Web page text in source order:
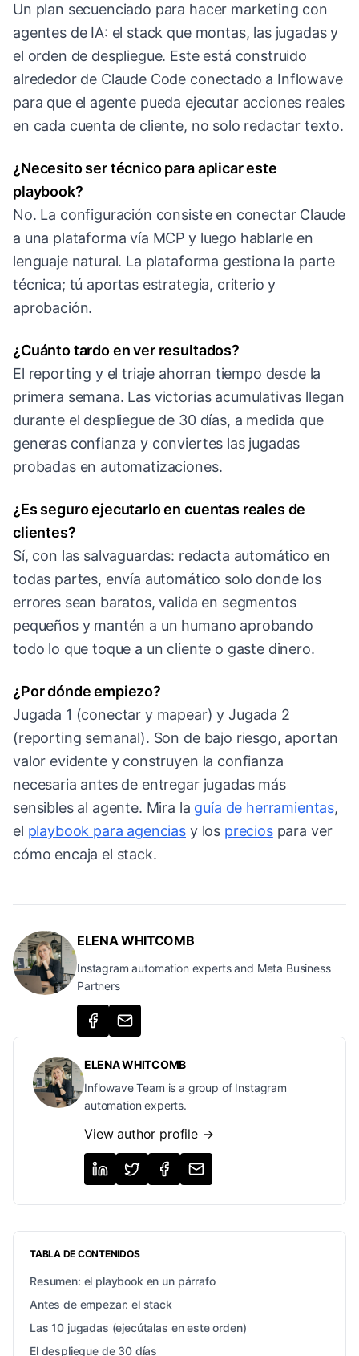
Un plan secuenciado para hacer marketing con
agentes de IA: el stack que montas, las jugadas y
el orden de despliegue. Este está construido
alrededor de Claude Code conectado a Inflowave
para que el agente pueda ejecutar acciones reales
en cada cuenta de cliente, no solo redactar texto.
¿Necesito ser técnico para aplicar este
playbook?
No. La configuración consiste en conectar Claude
a una plataforma vía MCP y luego hablarle en
lenguaje natural. La plataforma gestiona la parte
técnica; tú aportas estrategia, criterio y
aprobación.
¿Cuánto tardo en ver resultados?
El reporting y el triaje ahorran tiempo desde la
primera semana. Las victorias acumulativas llegan
durante el despliegue de 30 días, a medida que
generas confianza y conviertes las jugadas
probadas en automatizaciones.
¿Es seguro ejecutarlo en cuentas reales de
clientes?
Sí, con las salvaguardas: redacta automático en
todas partes, envía automático solo donde los
errores sean baratos, valida en segmentos
pequeños y mantén a un humano aprobando
todo lo que toque a un cliente o gaste dinero.
¿Por dónde empiezo?
Jugada 1 (conectar y mapear) y Jugada 2
(reporting semanal). Son de bajo riesgo, aportan
valor evidente y construyen la confianza
necesaria antes de entregar jugadas más
sensibles al agente. Mira la guía de herramientas,
el playbook para agencias y los preciospara ver
cómo encaja el stack.
ELENA WHITCOMB
Instagram automation experts and Meta Business
Partners
ELENA WHITCOMB
Inflowave Team is a group of Instagram
automation experts.
View author profile →
TABLA DE CONTENIDOS
Resumen: el playbook en un párrafo
Antes de empezar: el stack
Las 10 jugadas (ejecútalas en este orden)
El despliegue de 30 días